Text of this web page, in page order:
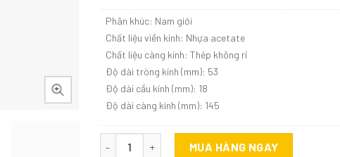
Phân khúc: Nam giới
Chất liệu viền kính: Nhựa acetate
Chất liệu càng kính: Thép không rỉ
Độ dài tròng kính (mm): 53
Độ dài cầu kính (mm): 18
Độ dài càng kính (mm): 145
Gọng kính MOLSION MJ3026 số lượng
MUA HÀNG NGAY